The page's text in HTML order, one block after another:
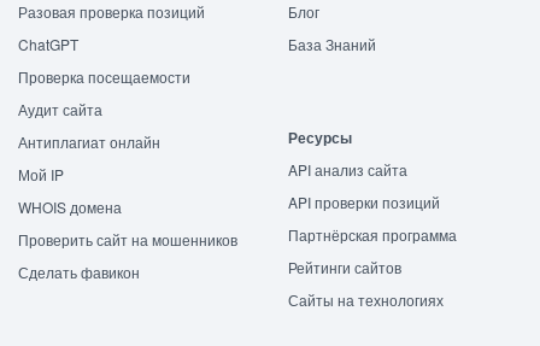
Разовая проверка позиций
ChatGPT
Проверка посещаемости
Аудит сайта
Антиплагиат онлайн
Мой IP
WHOIS домена
Проверить сайт на мошенников
Сделать фавикон
Блог
База Знаний
Ресурсы
API анализ сайта
API проверки позиций
Партнёрская программа
Рейтинги сайтов
Сайты на технологиях